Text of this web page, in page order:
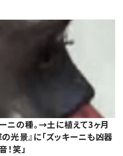
ニの種。→土に植えて3ヶ月
景』に「ズッキーニも凶器
！笑」